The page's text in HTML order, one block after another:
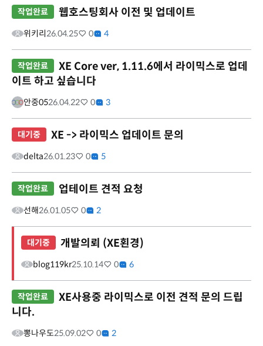
작업완료 웹호스팅회사 이전 및 업데이트
위키리26.04.25 0 4
작업완료
XE Core ver, 1.11.6에서 라이믹스로 업데
이트 하고 싶습니다
안중0526.04.22 0 3
대기중 XE -> 라이믹스 업데이트 문의
delta26.01.23 0 5
작업완료 업테이트 견적 요청
선해26.01.05 0 2
대기중 개발의뢰 (XE횐경)
blog119kr25.10.14 0 6
작업완료
XE사용중 라이믹스로 이전 견적 문의 드립
니다.
뽕나우도25.09.02 0 2